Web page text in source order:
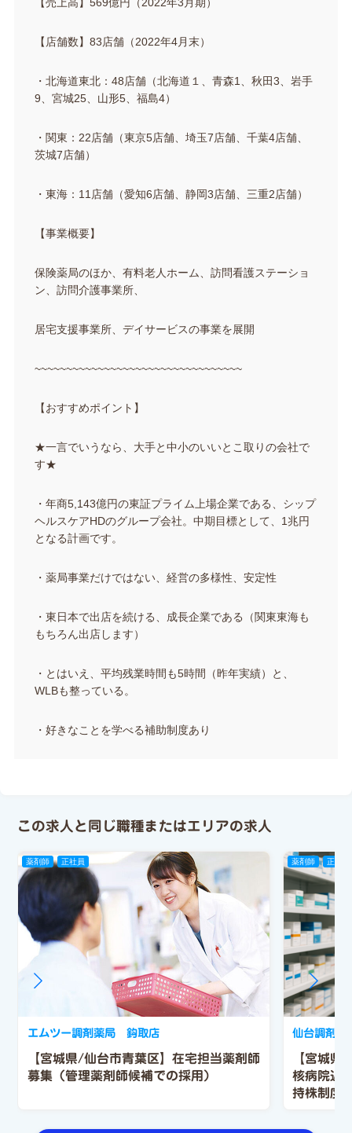
【店舗数】83店舗（2022年4月末）
・北海道東北：48店舗（北海道１、青森1、秋田3、岩手
9、宮城25、山形5、福島4）
・関東：22店舗（東京5店舗、埼玉7店舗、千葉4店舗、
茨城7店舗）
・東海：11店舗（愛知6店舗、静岡3店舗、三重2店舗）
【事業概要】
保険薬局のほか、有料老人ホーム、訪問看護ステーショ
ン、訪問介護事業所、
居宅支援事業所、デイサービスの事業を展開
~~~~~~~~~~~~~~~~~~~~~~~~~~~~~~~~~
【おすすめポイント】
★一言でいうなら、大手と中小のいいとこ取りの会社で
す★
・年商5,143億円の東証プライム上場企業である、シップ
ヘルスケアHDのグループ会社。中期目標として、1兆円
となる計画です。
・薬局事業だけではない、経営の多様性、安定性
・東日本で出店を続ける、成長企業である（関東東海も
もちろん出店します）
・とはいえ、平均残業時間も5時間（昨年実績）と、
WLBも整っている。
・好きなことを学べる補助制度あり
この求人と同じ職種またはエリアの求人
薬剤師 正社員
【宮城県/仙台市青葉区】在宅担当薬剤師
募集（管理薬剤師候補での採用）
エムツー調剤薬局 鈎取店
薬剤師 正社員
【宮城県
核病院近
持株制度
仙台調剤